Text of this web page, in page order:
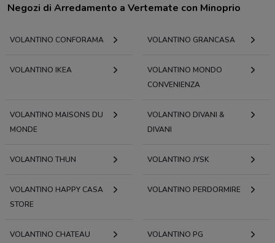
Negozi di Arredamento a Vertemate con Minoprio
VOLANTINO CONFORAMA VOLANTINO GRANCASA
VOLANTINO IKEA
VOLANTINO MONDO
CONVENIENZA
VOLANTINO MAISONS DU
MONDE
VOLANTINO DIVANI &
DIVANI
VOLANTINO THUN VOLANTINO JYSK
VOLANTINO HAPPY CASA
STORE
VOLANTINO PERDORMIRE
VOLANTINO CHATEAU
VOLANTINO PG